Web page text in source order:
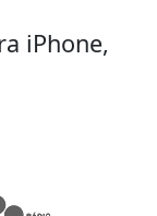
iPhone,